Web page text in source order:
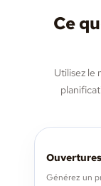
Ce
Utilisez le
Générez un